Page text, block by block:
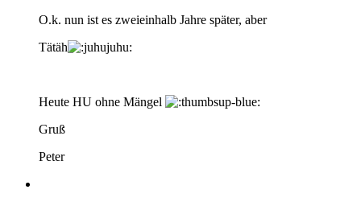
O.k. nun ist es zweieinhalb Jahre später, aber
Tätäh
Heute HU ohne Mängel
Gruß
Peter